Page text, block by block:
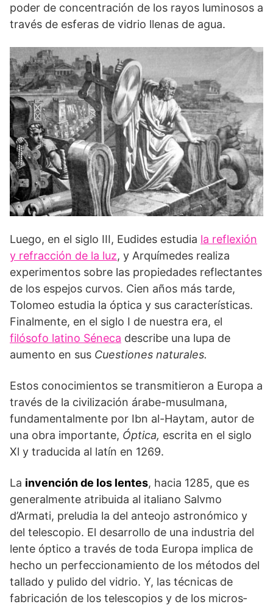
poder de concentración de los rayos luminosos a
través de esferas de vidrio llenas de agua.
Luego, en el siglo III, Eudides estudia la reflexión
y refrac­ción de la luz, y Arquímedes realiza
experi­mentos sobre las propiedades reflectantes
de los espejos curvos. Cien años más tarde,
Tolomeo estudia la óptica y sus característi­cas.
Finalmente, en el siglo I de nuestra era, el
filósofo latino Séneca describe una lupa de
aumento en sus Cuestiones naturales.
Estos conocimientos se transmitieron a Europa a
través de la civilización árabe-musulmana,
fundamentalmente por Ibn al-Haytam, autor de
una obra importante, Óptica, escrita en el siglo
Xl y traducida al latín en 1269.
La inven­ción de los lentes, hacia 1285, que es
general­mente atribuida al italiano Salvmo
d’Armati, preludia la del anteojo astronómico y
del teles­copio. El desarrollo de una industria del
lente óptico a través de toda Europa implica de
hecho un perfeccionamiento de los métodos del
tallado y pulido del vidrio. Y, las técnicas de
fabricación de los telescopios y de los micros­